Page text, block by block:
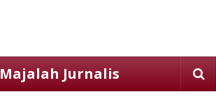
Majalah Jurnalis